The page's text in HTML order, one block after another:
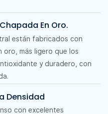
En Oro.
están fabricados con
oro, más ligero que los
y duradero, con
Densidad
con excelentes